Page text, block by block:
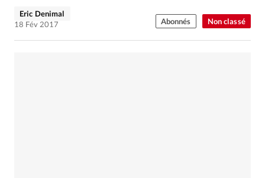
Non classé
Eric Denimal
18 Fév 2017
Abonnés